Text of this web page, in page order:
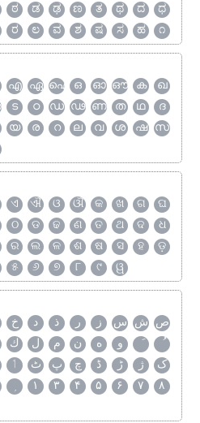
ಠ ಡ ಢ ಣ ತ ಥ ದ
ಧ
ರ ಲ ವ ಶ ಷ ಸ ಹ ೧
എ ഏ ഐ ഒ ഓ ഔ ക
ഖ
ട ഠ ഡ ഢ ണ ത ഥ
ദ
യ ര റ ല വ ശ ഷ
സ
ଏ ଐ ଓ ଔ କ ଖ ଗ
ଘ
ଠ ଡ ଢ ଣ ତ ଥ ଦ
ଧ
ର ଲ ଳ ଶ ଷ ସ ହ
ଡ଼
୫ ୬ ୭ ୮ ୯ ୱ
خ د ذ ر ز س ش ص
ك ل م ن ه
و
ٲ ٹ پ چ ڈ ڑ ژ
ک
۱ ۳ ۴ ۵ ۶ ۷
۸